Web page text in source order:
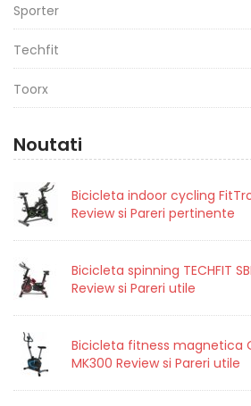
Sporter
Techfit
Toorx
Noutati
Bicicleta indoor cycling
Review si Pareri pertinente
Bicicleta spinning TECHFIT
Review si Pareri utile
Bicicleta fitness magnetica
MK300 Review si Pareri utile